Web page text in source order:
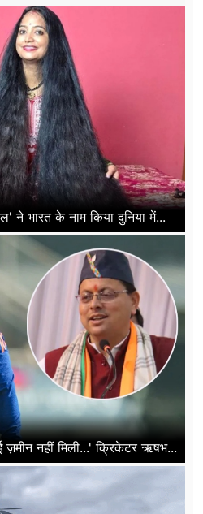
ने भारत के नाम किया दुनिया में...
नहीं मिली...' क्रिकेटर ऋषभ...